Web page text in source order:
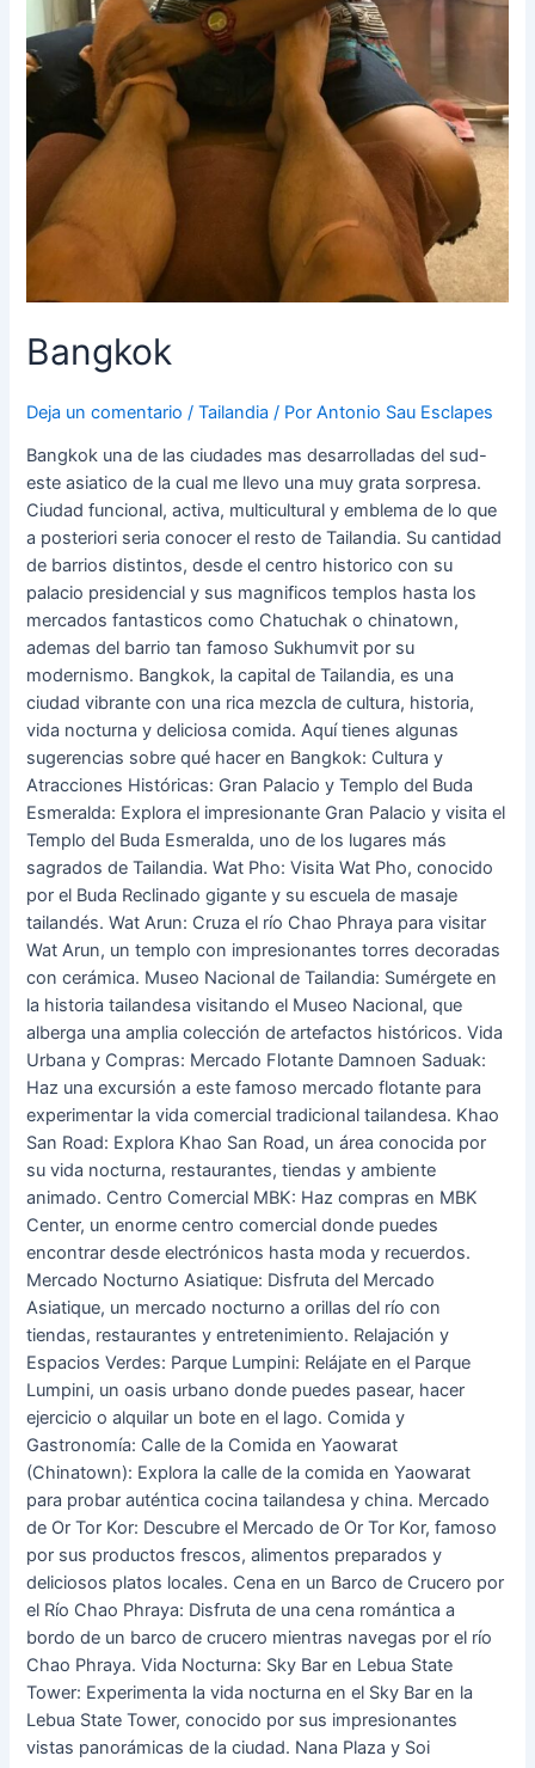
Bangkok
Deja un comentario /Tailandia / PorAntonio Sau Esclapes
Bangkok una de las ciudades mas desarrolladas del sud-
este asiatico de la cual me llevo una muy grata sorpresa.
Ciudad funcional, activa, multicultural y emblema de lo que
a posteriori seria conocer el resto de Tailandia. Su cantidad
de barrios distintos, desde el centro historico con su
palacio presidencial y sus magnificos templos hasta los
mercados fantasticos como Chatuchak o chinatown,
ademas del barrio tan famoso Sukhumvit por su
modernismo. Bangkok, la capital de Tailandia, es una
ciudad vibrante con una rica mezcla de cultura, historia,
vida nocturna y deliciosa comida. Aquí tienes algunas
sugerencias sobre qué hacer en Bangkok: Cultura y
Atracciones Históricas: Gran Palacio y Templo del Buda
Esmeralda: Explora el impresionante Gran Palacio y visita el
Templo del Buda Esmeralda, uno de los lugares más
sagrados de Tailandia. Wat Pho: Visita Wat Pho, conocido
por el Buda Reclinado gigante y su escuela de masaje
tailandés. Wat Arun: Cruza el río Chao Phraya para visitar
Wat Arun, un templo con impresionantes torres decoradas
con cerámica. Museo Nacional de Tailandia: Sumérgete en
la historia tailandesa visitando el Museo Nacional, que
alberga una amplia colección de artefactos históricos. Vida
Urbana y Compras: Mercado Flotante Damnoen Saduak:
Haz una excursión a este famoso mercado flotante para
experimentar la vida comercial tradicional tailandesa. Khao
San Road: Explora Khao San Road, un área conocida por
su vida nocturna, restaurantes, tiendas y ambiente
animado. Centro Comercial MBK: Haz compras en MBK
Center, un enorme centro comercial donde puedes
encontrar desde electrónicos hasta moda y recuerdos.
Mercado Nocturno Asiatique: Disfruta del Mercado
Asiatique, un mercado nocturno a orillas del río con
tiendas, restaurantes y entretenimiento. Relajación y
Espacios Verdes: Parque Lumpini: Relájate en el Parque
Lumpini, un oasis urbano donde puedes pasear, hacer
ejercicio o alquilar un bote en el lago. Comida y
Gastronomía: Calle de la Comida en Yaowarat
(Chinatown): Explora la calle de la comida en Yaowarat
para probar auténtica cocina tailandesa y china. Mercado
de Or Tor Kor: Descubre el Mercado de Or Tor Kor, famoso
por sus productos frescos, alimentos preparados y
deliciosos platos locales. Cena en un Barco de Crucero por
el Río Chao Phraya: Disfruta de una cena romántica a
bordo de un barco de crucero mientras navegas por el río
Chao Phraya. Vida Nocturna: Sky Bar en Lebua State
Tower: Experimenta la vida nocturna en el Sky Bar en la
Lebua State Tower, conocido por sus impresionantes
vistas panorámicas de la ciudad. Nana Plaza y Soi